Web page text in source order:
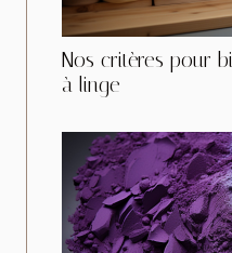
Nos critères pour
à linge